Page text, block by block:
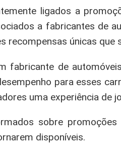
ligados a
a fabricantes de
recompensas únicas que
fabricante de
para esses
uma experiência de
sobre
disponíveis.